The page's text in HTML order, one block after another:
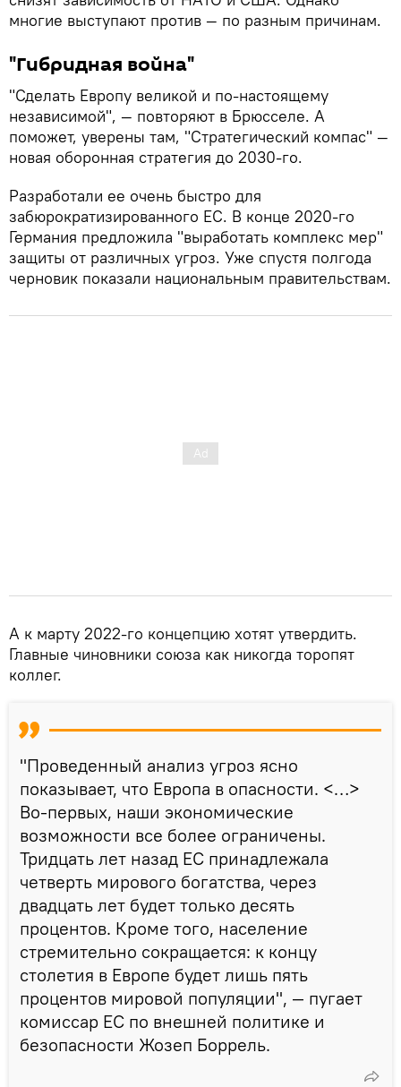
многие выступают против — по разным причинам.
"Гибридная война"
"Сделать Европу великой и по-настоящему
независимой", — повторяют в Брюсселе. А
поможет, уверены там, "Стратегический компас" —
новая оборонная стратегия до 2030-го.
Разработали ее очень быстро для
забюрократизированного ЕС. В конце 2020-го
Германия предложила "выработать комплекс мер"
защиты от различных угроз. Уже спустя полгода
черновик показали национальным правительствам.
А к марту 2022-го концепцию хотят утвердить.
Главные чиновники союза как никогда торопят
коллег.
"Проведенный анализ угроз ясно
показывает, что Европа в опасности. <…>
Во-первых, наши экономические
возможности все более ограничены.
Тридцать лет назад ЕС принадлежала
четверть мирового богатства, через
двадцать лет будет только десять
процентов. Кроме того, население
стремительно сокращается: к концу
столетия в Европе будет лишь пять
процентов мировой популяции", — пугает
комиссар ЕС по внешней политике и
безопасности Жозеп Боррель.